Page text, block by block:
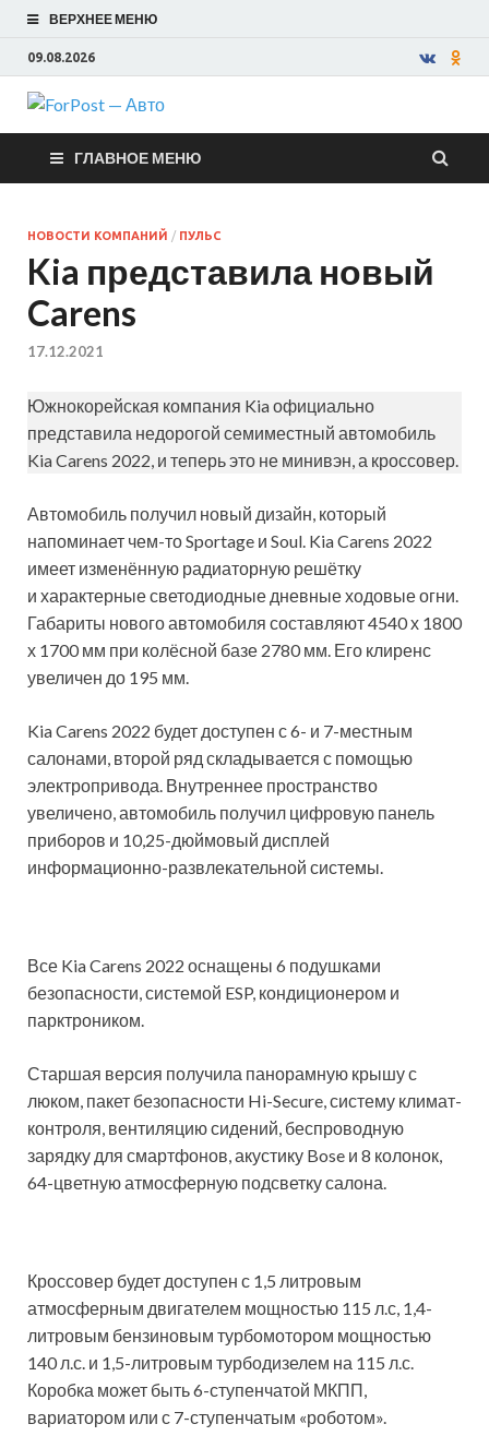
ВЕРХНЕЕ МЕНЮ
09.08.2026
ForPost —
Авто
ГЛАВНОЕ МЕНЮ
НОВОСТИ КОМПАНИЙ / ПУЛЬС
Kia представила новый
Carens
17.12.2021
Южнокорейская компания Kia официально
представила недорогой семиместный автомобиль
Kia Carens 2022, и теперь это не минивэн, а кроссовер.
Автомобиль получил новый дизайн, который
напоминает чем-то Sportage и Soul. Kia Carens 2022
имеет изменённую радиаторную решётку
и характерные светодиодные дневные ходовые огни.
Габариты нового автомобиля составляют 4540 х 1800
х 1700 мм при колёсной базе 2780 мм. Его клиренс
увеличен до 195 мм.
Kia Carens 2022 будет доступен с 6- и 7-местным
салонами, второй ряд складывается с помощью
электропривода. Внутреннее пространство
увеличено, автомобиль получил цифровую панель
приборов и 10,25-дюймовый дисплей
информационно-развлекательной системы.
Все Kia Carens 2022 оснащены 6 подушками
безопасности, системой ESP, кондиционером и
парктроником.
Старшая версия получила панорамную крышу с
люком, пакет безопасности Hi-Secure, систему климат-
контроля, вентиляцию сидений, беспроводную
зарядку для смартфонов, акустику Bose и 8 колонок,
64-цветную атмосферную подсветку салона.
Кроссовер будет доступен с 1,5 литровым
атмосферным двигателем мощностью 115 л.с, 1,4-
литровым бензиновым турбомотором мощностью
140 л.с. и 1,5-литровым турбодизелем на 115 л.с.
Коробка может быть 6-ступенчатой МКПП,
вариатором или с 7-ступенчатым «роботом».